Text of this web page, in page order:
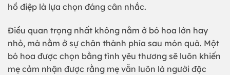
hồ điệp là lựa chọn đáng cân nhắc.
Điều quan trọng nhất không nằm ở bó hoa lớn hay
nhỏ, mà nằm ở sự chân thành phía sau món quà. Một
bó hoa được chọn bằng tình yêu thương sẽ luôn khiến
mẹ cảm nhận được rằng mẹ vẫn luôn là người đặc